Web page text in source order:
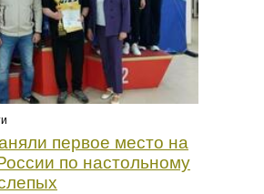
первое место на
по настольному